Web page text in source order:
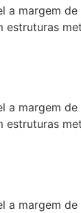
a margem de
estruturas
a margem de
estruturas
a margem de